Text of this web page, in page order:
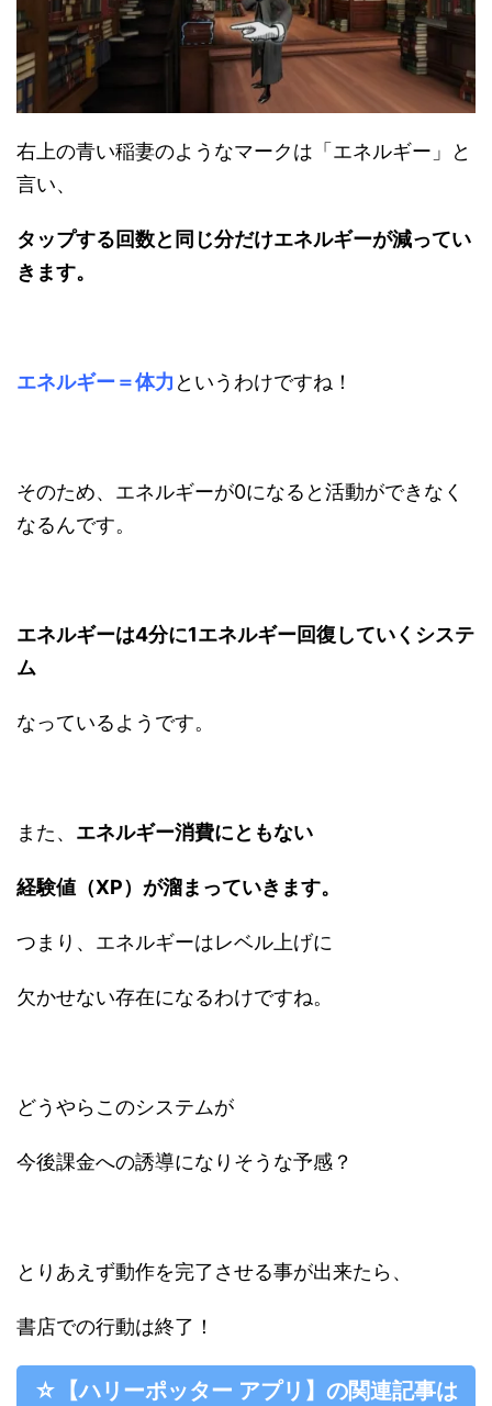
右上の青い稲妻のようなマークは「エネルギー」と
言い、
タップする回数と同じ分だけエネルギーが減ってい
きます。
エネルギー＝体力 というわけですね！
そのため、エネルギーが0になると活動ができなく
なるんです。
エネルギーは4分に1エネルギー回復していくシステ
ム
なっているようです。
また、 エネルギー消費にともない
経験値（XP）が溜まっていきます。
つまり、エネルギーはレベル上げに
欠かせない存在になるわけですね。
どうやらこのシステムが
今後課金への誘導になりそうな予感？
とりあえず動作を完了させる事が出来たら、
書店での行動は終了！
☆【ハリーポッター アプリ】の関連記事は